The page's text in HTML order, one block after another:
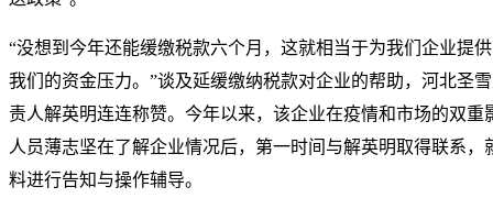
“没想到今年还能缓缴税款六个月，这就相当于为我们企业提
我们的资金压力。”谈及延缓缴纳税款对企业的帮助，河北圣
责人解英明连连称赞。今年以来，该企业在疫情和市场的双
人员薄志坚在了解企业情况后，第一时间与解英明取得联系
料进行告知与操作辅导。